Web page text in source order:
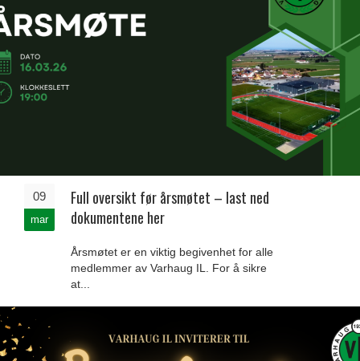
09
mar
Full oversikt før årsmøtet – last ned
dokumentene her
Årsmøtet er en viktig begivenhet for alle
medlemmer av Varhaug IL. For å sikre
at...